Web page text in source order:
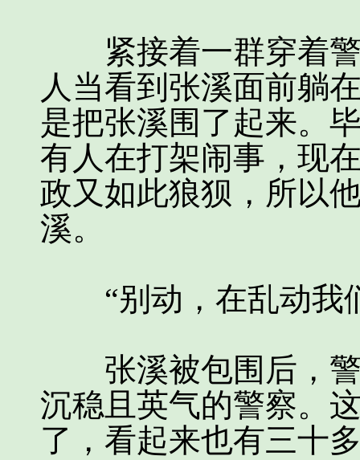
紧接着一群穿着警
人当看到张溪面前躺
是把张溪围了起来。
有人在打架闹事，现
政又如此狼狈，所以
溪。
“别动，在乱动我
张溪被包围后，警
沉稳且英气的警察。
了，看起来也有三十